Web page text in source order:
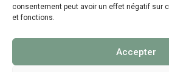
consentement peut avoir un effet négatif sur
et fonctions.
Accepter
LE CEPAM EST